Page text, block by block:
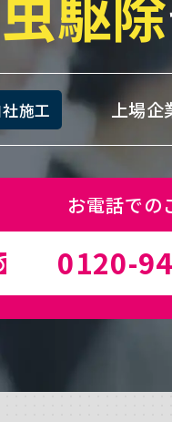
社施工 上場企
お電話での
0120-